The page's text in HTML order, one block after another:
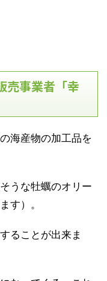
売事業者「幸
海産物の加工品を
うな牡蠣のオリー
す）。
ることが出来ま